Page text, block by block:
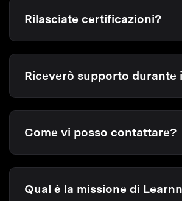
Rilasciate certificazioni?
Riceverò supporto durante
Come vi posso contattare?
Qual è la missione di